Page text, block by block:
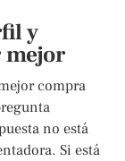
y
mejor
compra
no está
Si está